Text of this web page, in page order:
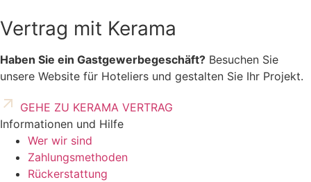
116,00€89,00€.
Vertrag mit Kerama
Haben Sie ein Gastgewerbegeschäft? Besuchen Sie
unsere Website für Hoteliers und gestalten Sie Ihr Projekt.
GEHE ZU KERAMA VERTRAG
Informationen und Hilfe
Wer wir sind
Zahlungsmethoden
Rückerstattung